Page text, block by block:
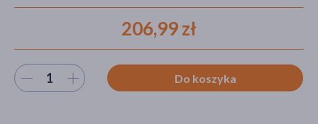
206,99 zł
Wybierz ilość Do koszyka